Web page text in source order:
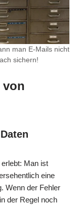
man E-Mails nicht
sichern!
von
Man ist
eine
Wenn der Fehler
der Regel noch